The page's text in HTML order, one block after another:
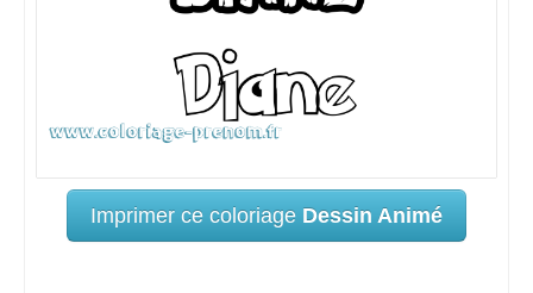
Imprimer ce coloriage Dessin Animé